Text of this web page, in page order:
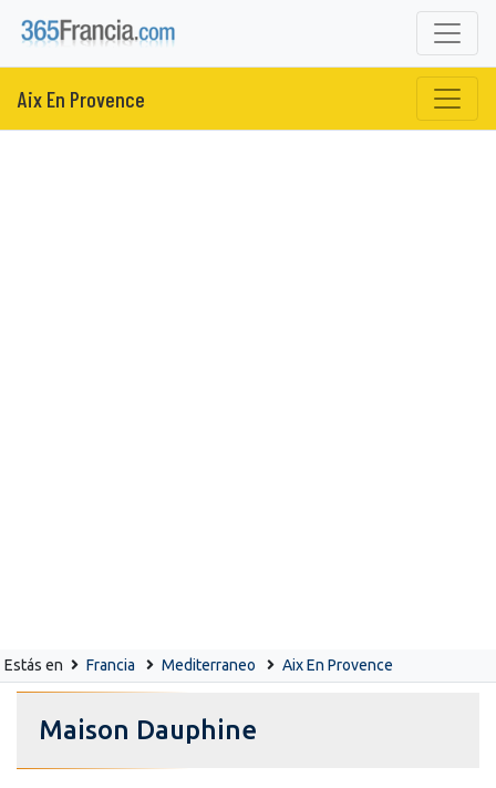
Aix En Provence
Estás en Francia Mediterraneo Aix En Provence
Maison Dauphine